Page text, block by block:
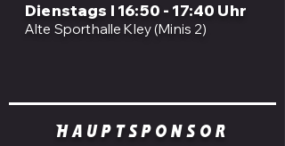
Dienstags I 16:50 - 17:40 Uhr
Alte Sporthalle Kley (Minis 2)
Hauptsponsor